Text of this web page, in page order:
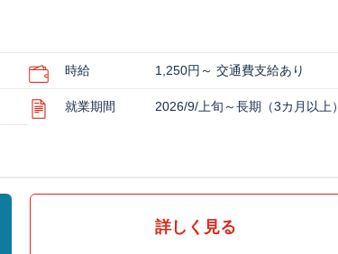
時給 1,250円～ 交通費支給あり
就業期間 2026/9/上旬～長期（3カ月以上）
詳しく見る